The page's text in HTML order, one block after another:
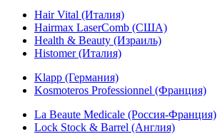
Hair Vital (Италия)
Hairmax LaserComb (США)
Health & Beauty (Израиль)
Histomer (Италия)
Klapp (Германия)
Kosmoteros Professionnel (Франция)
La Beaute Medicale (Россия-Франция)
Lock Stock & Barrel (Англия)